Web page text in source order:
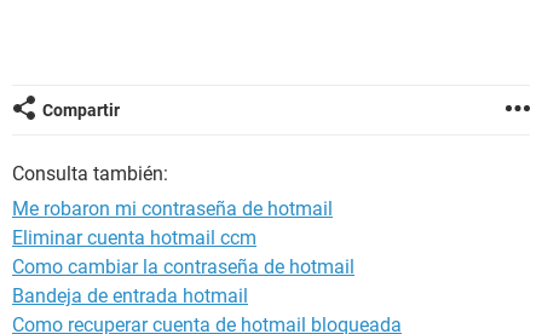
Compartir
Consulta también:
Me robaron mi contraseña de hotmail
Eliminar cuenta hotmail ccm
Como cambiar la contraseña de hotmail
Bandeja de entrada hotmail
Como recuperar cuenta de hotmail bloqueada